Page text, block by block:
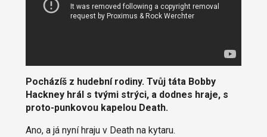
Pocházíš z hudební rodiny. Tvůj táta Bobby
Hackney hrál s tvými strýci, a dodnes hraje, s
proto-punkovou kapelou Death.
Ano, a já nyní hraju v Death na kytaru.